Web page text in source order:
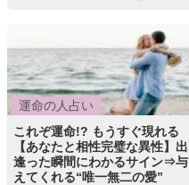
運命の人占い
これぞ運命!? もうすぐ現れる
【あなたと相性完璧な異性】出
逢った瞬間にわかるサイン⇒与
えてくれる“唯一無二の愛”